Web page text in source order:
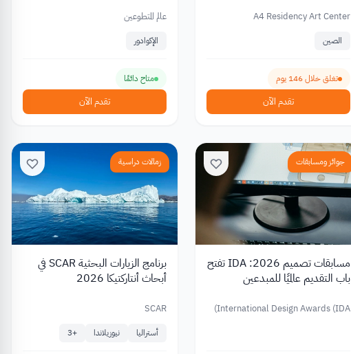
A4 Residency Art Center
الصين
تغلق خلال 146 يوم
تقدم الآن
عالم المتطوعين
الإكوادور
متاح دائمًا
تقدم الآن
جوائز ومسابقات
مسابقات تصميم 2026: IDA تفتح
باب التقديم عالميًا للمبدعين
International Design Awards (IDA)
زمالات دراسية
برنامج الزيارات البحثية SCAR في
أبحاث أنتاركتيكا 2026
SCAR
أستراليا نيوزيلاندا +
3